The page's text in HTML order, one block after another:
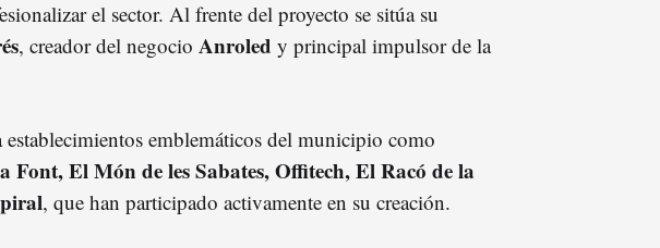
el sector. Al frente del proyecto se sitúa su
, creador del negocio Anroled y principal impulsor de la
establecimientos emblemáticos del municipio como
El Món de les Sabates, Offitech, El Racó de la
, que han participado activamente en su creación.